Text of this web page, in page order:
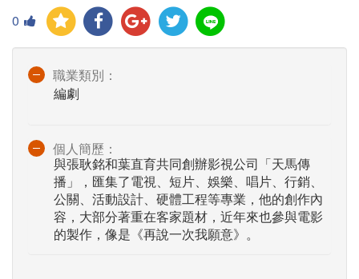
0
職業類別：
編劇
個人簡歷：
與張耿銘和葉直育共同創辦影視公司「天馬傳
播」，匯集了電視、短片、娛樂、唱片、行銷、
公關、活動設計、硬體工程等專業，他的創作內
容，大部分著重在客家題材，近年來也參與電影
的製作，像是《再說一次我願意》。